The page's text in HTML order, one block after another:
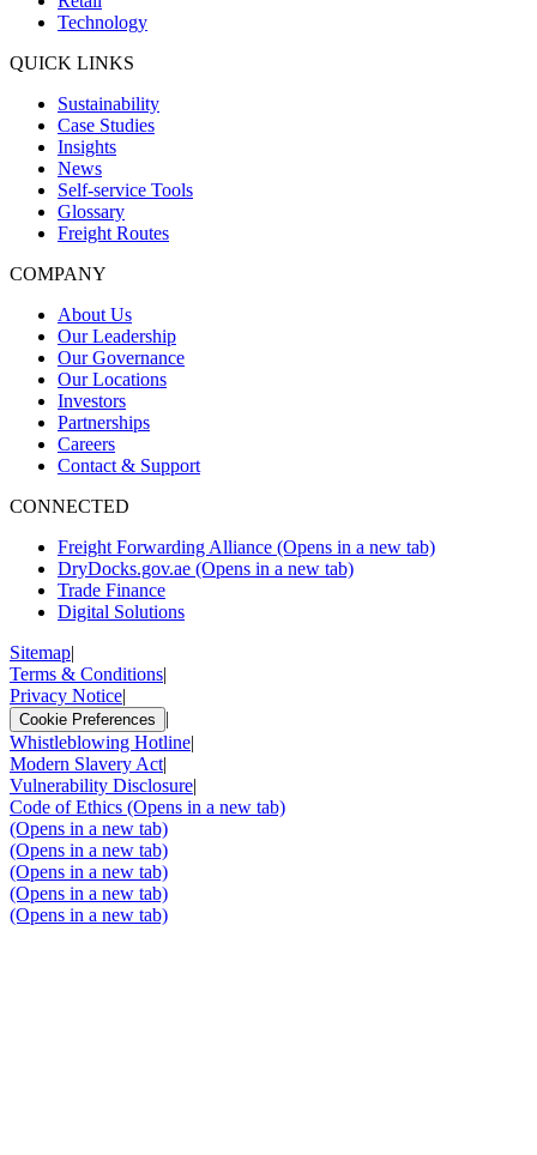
Technology
QUICK LINKS
Sustainability
Case Studies
Insights
News
Self-service Tools
Glossary
Freight Routes
COMPANY
About Us
Our Leadership
Our Governance
Our Locations
Investors
Partnerships
Careers
Contact & Support
CONNECTED
Freight Forwarding Alliance (Opens in a new tab)
DryDocks.gov.ae (Opens in a new tab)
Trade Finance
Digital Solutions
Sitemap|
Terms & Conditions|
Privacy Notice|
Cookie Preferences
|
Whistleblowing Hotline|
Modern Slavery Act|
Vulnerability Disclosure|
Code of Ethics (Opens in a new tab)
(Opens in a new tab)
(Opens in a new tab)
(Opens in a new tab)
(Opens in a new tab)
(Opens in a new tab)